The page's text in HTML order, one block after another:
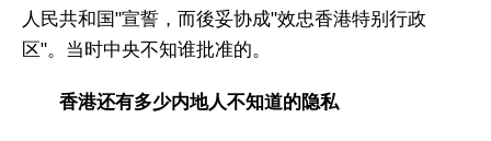
人民共和国"宣誓，而後妥协成"效忠香港特别行政
区"。当时中央不知谁批准的。
香港还有多少内地人不知道的隐私